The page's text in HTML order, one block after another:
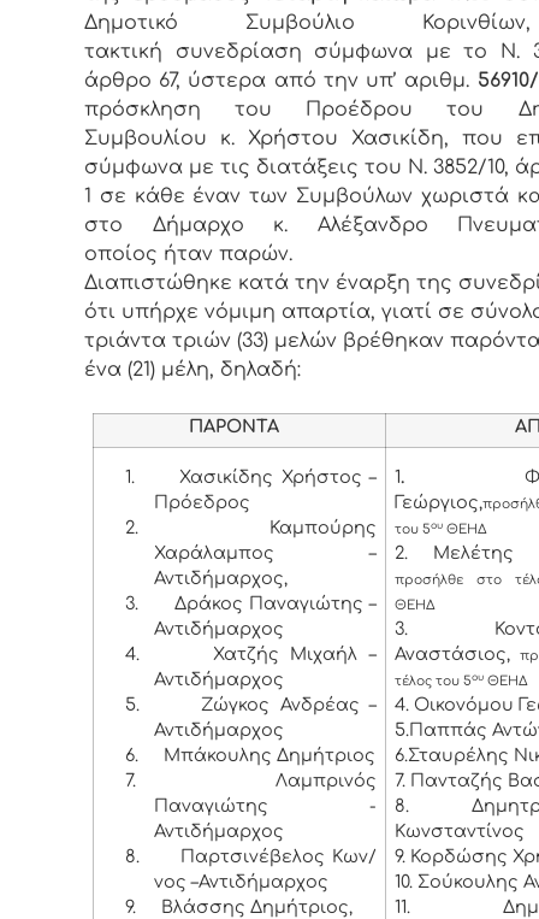
Δημοτικό Συμβούλιο
τακτική συνεδρίαση σύμφωνα με το Ν.
άρθρο 67, ύστερα από την υπ’ αριθμ. 56910/
πρόσκληση του Προέδρου του
Συμβουλίου κ. Χρήστου Χασικίδη, που
σύμφωνα με τις διατάξεις του Ν. 3852/10,
1 σε κάθε έναν των Συμβούλων χωριστά
στο Δήμαρχο κ. Αλέξανδρο
οποίος ήταν παρών.
Διαπιστώθηκε κατά την έναρξη της
ότι υπήρχε νόμιμη απαρτία, γιατί σε
τριάντα τριών (33) μελών βρέθηκαν παρόντα
ένα (21) μέλη, δηλαδή:
ΠΑΡΟΝΤΑ
1.
Χασικίδης Χρήστος –
Πρόεδρος
2.
Καμπούρης
Χαράλαμπος –
Αντιδήμαρχος,
3.
Δράκος Παναγιώτης –
Αντιδήμαρχος
4.
Χατζής Μιχαήλ –
Αντιδήμαρχος
5.
Ζώγκος Ανδρέας –
Αντιδήμαρχος
6.
Μπάκουλης Δημήτριος
7.
Λαμπρινός
Παναγιώτης -
Αντιδήμαρχος
8.
Παρτσινέβελος Κων/
νος –Αντιδήμαρχος
9.
Βλάσσης Δημήτριος,
1.
Γεώργιος,
του 5ου ΘΕΗΔ
2. Μελέτης
προσήλθε στο
ΘΕΗΔ
3.
Αναστάσιος,
τέλος του 5ου ΘΕΗΔ
4. Οικονόμου
5.Παππάς
6.Σταυρέλης
7. Πανταζής
8.
Κωνσταντίνος
9. Κορδώσης
10. Σούκουλης
11.